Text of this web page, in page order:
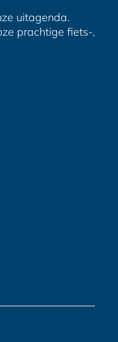
uitagenda.
prachtige fiets-,